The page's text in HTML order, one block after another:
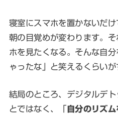
寝室にスマホを置かないだけ
朝の目覚めが変わります。
ホを見たくなる。そんな自
ゃったな」と笑えるくらいが
結局のところ、デジタルデ
とではなく、「自分のリズ